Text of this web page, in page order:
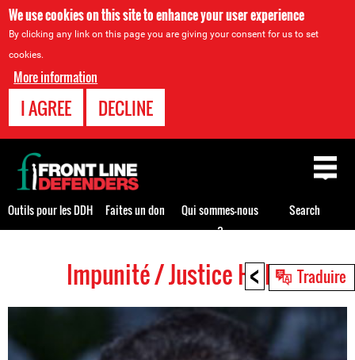
We use cookies on this site to enhance your user experience
By clicking any link on this page you are giving your consent for us to set
cookies.
More information
I AGREE DECLINE
< Traduire
top
Impunité / Justice HRDs
Back
to
top
Outils pour les DDH Faites un don
Qui sommes-nous
?
Search